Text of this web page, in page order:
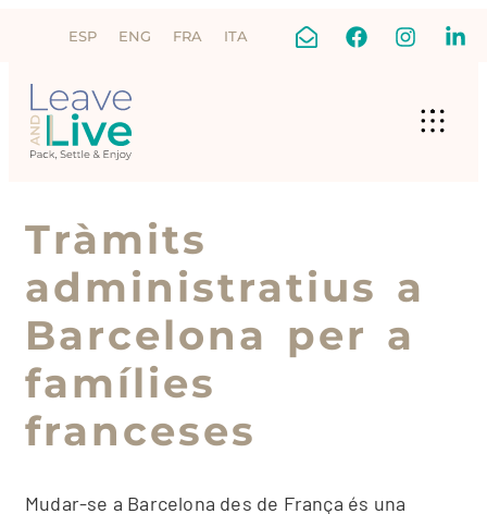
ESP ENG FRA ITA
Tràmits
administratius a
Barcelona per a
famílies
franceses
Mudar-se a Barcelona des de França és una